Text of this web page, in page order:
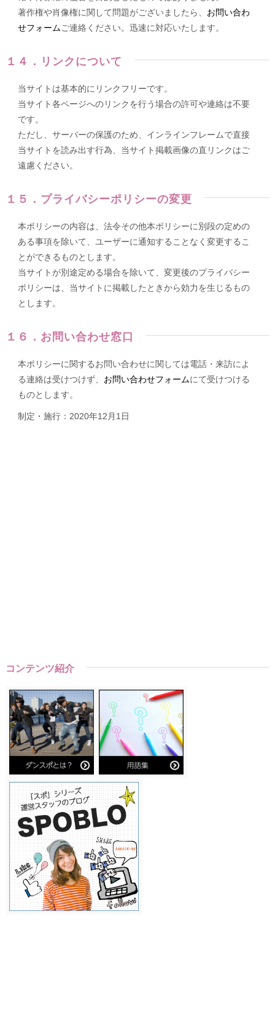
著作権や肖像権に関して問題がございましたら、 お問い合わ
せフォームご連絡ください。迅速に対応いたします。
１４．リンクについて
当サイトは基本的にリンクフリーです。
当サイト各ページへのリンクを行う場合の許可や連絡は不要
です。
ただし、サーバーの保護のため、インラインフレームで直接
当サイトを読み出す行為、当サイト掲載画像の直リンクはご
遠慮ください。
１５．プライバシーポリシーの変更
本ポリシーの内容は、法令その他本ポリシーに別段の定めの
ある事項を除いて、ユーザーに通知することなく変更するこ
とができるものとします。
当サイトが別途定める場合を除いて、変更後のプライバシー
ポリシーは、当サイトに掲載したときから効力を生じるもの
とします。
１６．お問い合わせ窓口
本ポリシーに関するお問い合わせに関しては電話・来訪によ
る連絡は受けつけず、 お問い合わせフォームにて受けつける
ものとします。
制定・施行：2020年12月1日
コンテンツ紹介